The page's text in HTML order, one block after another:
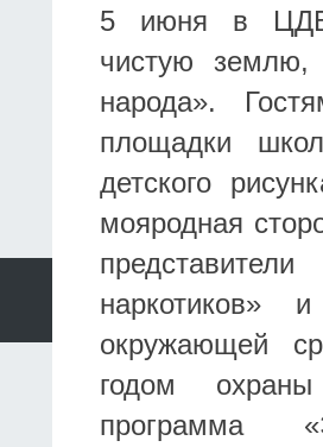
5 июня в ЦДБ
чистую
народа».
площадки
детского
мояродная
окружающей
годом
программа